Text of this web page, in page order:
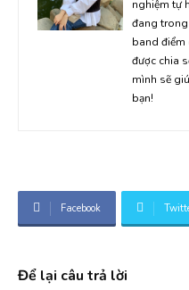
nghiệm tự
đang
band điểm
được chia
mình sẽ
bạn!
Facebook
Để lại câu trả lời